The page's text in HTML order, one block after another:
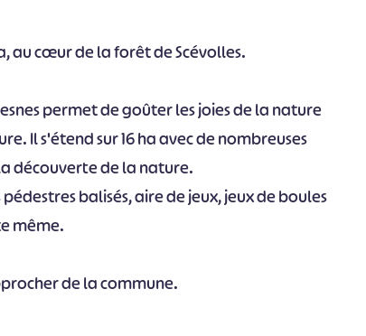
au cœur de la forêt de Scévolles.
permet de goûter les joies de la nature
Il s'étend sur 16 ha avec de nombreuses
découverte de la nature.
balisés, aire de jeux, jeux de boules
même.
de la commune.